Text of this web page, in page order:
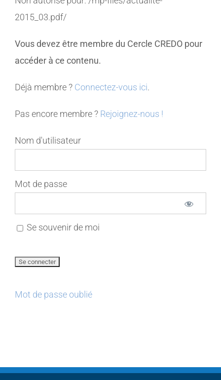
MEMBRES
CONTACT
2015_03.pdf/
Vous devez être membre du Cercle CREDO pour
accéder à ce contenu.
Déjà membre ? Connectez-vous ici.
Pas encore membre ? Rejoignez-nous !
Nom d'utilisateur
Mot de passe
Se souvenir de moi
Mot de passe oublié